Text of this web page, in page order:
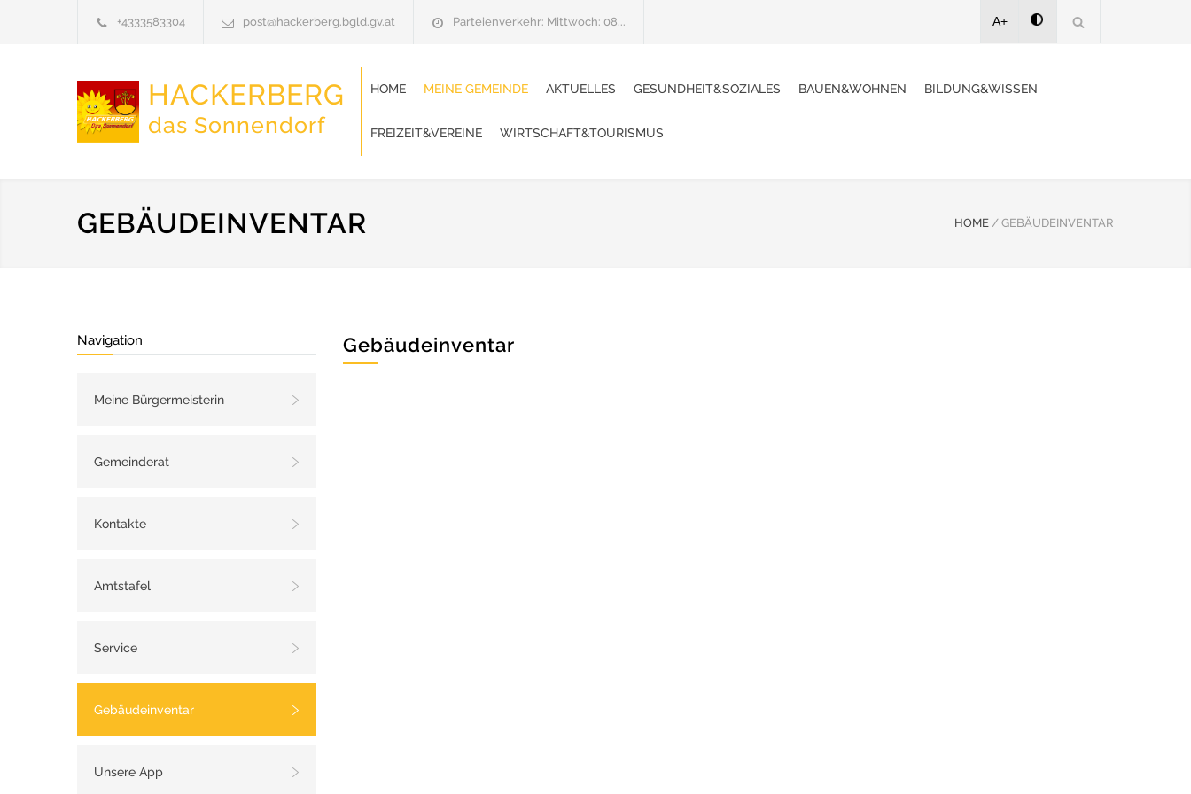
+4333583304 post@hackerberg.bgld.gv.at Parteienverkehr: Mittwoch: 08... A+
HACKERBERG
das Sonnendorf
HOME MEINE GEMEINDE AKTUELLES GESUNDHEIT&SOZIALES BAUEN&WOHNEN BILDUNG&WISSEN
FREIZEIT&VEREINE WIRTSCHAFT&TOURISMUS
GEBÄUDEINVENTAR HOME / GEBÄUDEINVENTAR
Navigation
Meine Bürgermeisterin
Gemeinderat
Kontakte
Amtstafel
Service
Gebäudeinventar
Unsere App
Gebäudeinventar